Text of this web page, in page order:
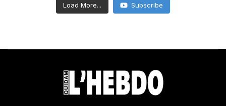
Load More... Subscribe